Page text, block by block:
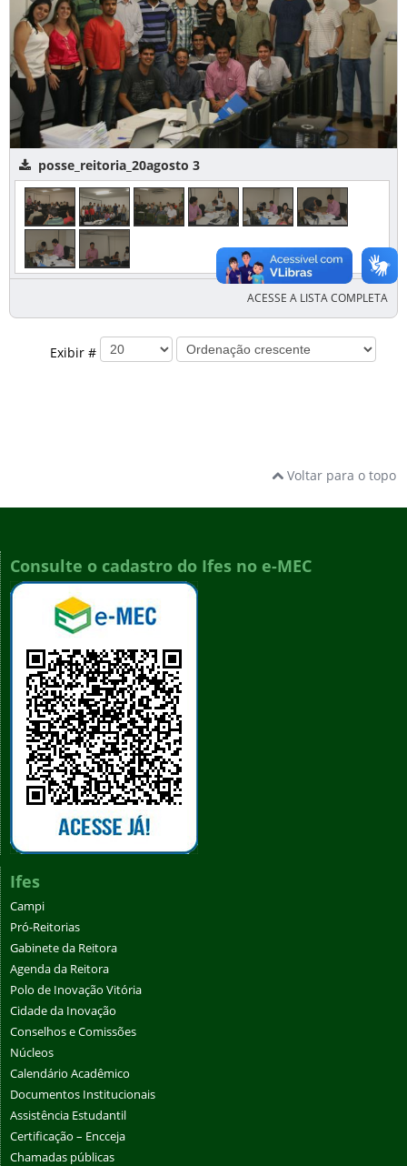
posse_reitoria_20agosto 3
ACESSE A LISTA COMPLETA
Exibir #
Voltar para o topo
Consulte o cadastro do Ifes no e-MEC
Ifes
Campi
Pró-Reitorias
Gabinete da Reitora
Agenda da Reitora
Polo de Inovação Vitória
Cidade da Inovação
Conselhos e Comissões
Núcleos
Calendário Acadêmico
Documentos Institucionais
Assistência Estudantil
Certificação – Encceja
Chamadas públicas